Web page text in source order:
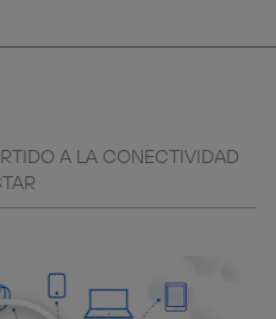
A LA CONECTIVIDAD